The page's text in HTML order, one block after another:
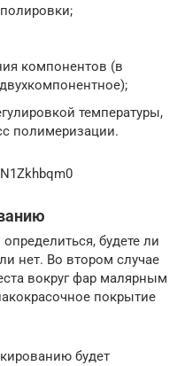
компонентов (в
температуры,
полимеризации.
будете ли
нет. Во втором случае
вокруг фар малярным
покрытие
будет